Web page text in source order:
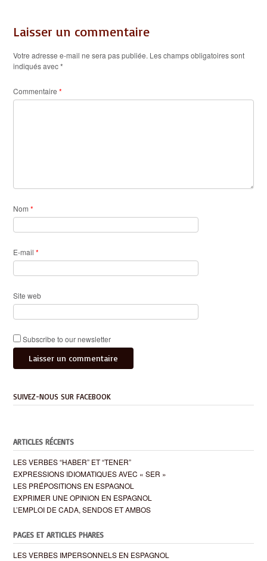
Laisser un commentaire
Votre adresse e-mail ne sera pas publiée. Les champs obligatoires sont
indiqués avec*
Commentaire *
Nom *
E-mail *
Site web
Subscribe to our newsletter
SUIVEZ-NOUS SUR FACEBOOK
ARTICLES RÉCENTS
LES VERBES “HABER” ET “TENER”
EXPRESSIONS IDIOMATIQUES AVEC « SER »
LES PRÉPOSITIONS EN ESPAGNOL
EXPRIMER UNE OPINION EN ESPAGNOL
L’EMPLOI DE CADA, SENDOS ET AMBOS
PAGES ET ARTICLES PHARES
LES VERBES IMPERSONNELS EN ESPAGNOL